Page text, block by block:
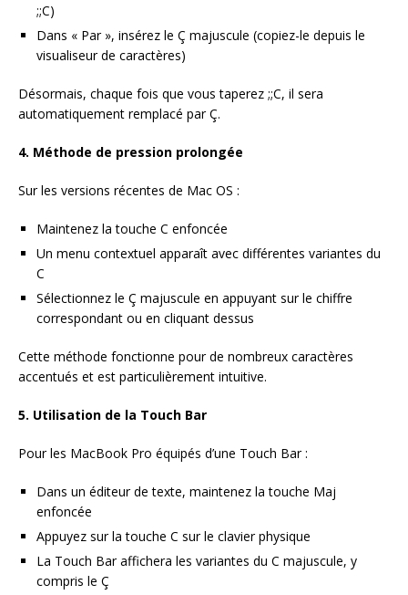
;;C)
Dans « Par », insérez le Ç majuscule (copiez-le depuis le
visualiseur de caractères)
Désormais, chaque fois que vous taperez ;;C, il sera
automatiquement remplacé par Ç.
4. Méthode de pression prolongée
Sur les versions récentes de Mac OS :
Maintenez la touche C enfoncée
Un menu contextuel apparaît avec différentes variantes du
C
Sélectionnez le Ç majuscule en appuyant sur le chiffre
correspondant ou en cliquant dessus
Cette méthode fonctionne pour de nombreux caractères
accentués et est particulièrement intuitive.
5. Utilisation de la Touch Bar
Pour les MacBook Pro équipés d’une Touch Bar :
Dans un éditeur de texte, maintenez la touche Maj
enfoncée
Appuyez sur la touche C sur le clavier physique
La Touch Bar affichera les variantes du C majuscule, y
compris le Ç